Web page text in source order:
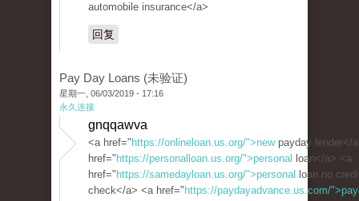
automobile insurance</a>
回复
Pay Day Loans (未验证)
星期一, 06/03/2019 - 17:16
永久连接
gnqqawva
<a href=" https://onlineloan.us.org/">newpayday lender</
href=" https://personalloan.us.org/">personal loan</a> <a
href=" https://samedayloan.us.org/">personal loan no
check</a> <a href=" https://paydayadvance.us.com/